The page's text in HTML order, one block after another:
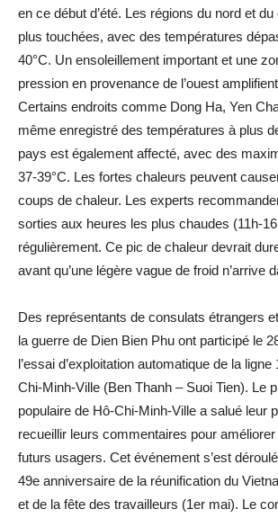
en ce début d’été. Les régions du nord et
plus touchées, avec des températures
40°C. Un ensoleillement important et une
pression en provenance de l’ouest
Certains endroits comme Dong Ha, Yen
même enregistré des températures à plus
pays est également affecté, avec des
37-39°C. Les fortes chaleurs peuvent
coups de chaleur. Les experts
sorties aux heures les plus chaudes (11h-
régulièrement. Ce pic de chaleur devrait
avant qu’une légère vague de froid n’arrive
Des représentants de consulats étrangers
la guerre de Dien Bien Phu ont participé le
l’essai d’exploitation automatique de la
Chi-Minh-Ville (Ben Thanh – Suoi Tien). Le
populaire de Hô-Chi-Minh-Ville a salué leur
recueillir leurs commentaires pour
futurs usagers. Cet événement s’est
49e anniversaire de la réunification du
et de la fête des travailleurs (1er mai). Le